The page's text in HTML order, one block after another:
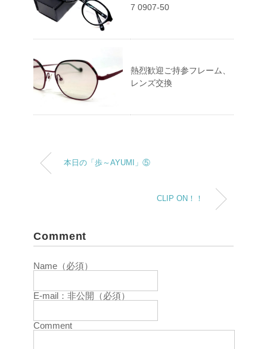
7 0907-50
熱烈歓迎ご持参フレーム、
レンズ交換
本日の「歩～AYUMI」⑤
CLIP ON！！
Comment
Name（必須）
E-mail：非公開（必須）
Comment